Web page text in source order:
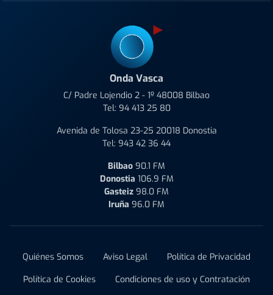
Onda Vasca
C/ Padre Lojendio 2 - 1º 48008 Bilbao
Tel: 94 413 25 80
Avenida de Tolosa 23-25 20018 Donostia
Tel: 943 42 36 44
Bilbao 90.1 FM
Donostia 106.9 FM
Gasteiz 98.0 FM
Iruña 96.0 FM
Quiénes Somos Aviso Legal
Política de Privacidad
Política de Cookies
Condiciones de uso y Contratación